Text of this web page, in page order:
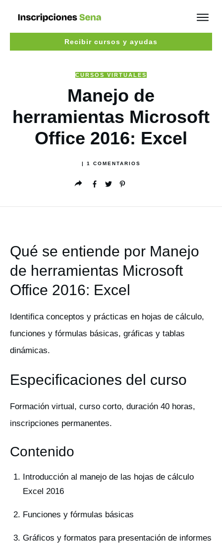
Recibir cursos y ayudas
CURSOS VIRTUALES
Manejo de
herramientas Microsoft
Office 2016: Excel
1 COMENTARIOS
Qué se entiende por Manejo
de herramientas Microsoft
Office 2016: Excel
Identifica conceptos y prácticas en hojas de cálculo,
funciones y fórmulas básicas, gráficas y tablas
dinámicas.
Especificaciones del curso
Formación virtual, curso corto, duración 40 horas,
inscripciones permanentes.
Contenido
Introducción al manejo de las hojas de cálculo
Excel 2016
Funciones y fórmulas básicas
Gráficos y formatos para presentación de informes